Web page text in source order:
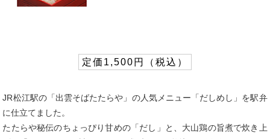
定価1,500円（税込）
JR松江駅の「出雲そばたたらや」の人気メニュー「だしめし」を駅弁
に仕立てました。
たたらや秘伝のちょっぴり甘めの「だし」と、大山鶏の旨煮で炊き上